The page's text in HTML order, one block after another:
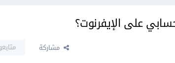
على الإيفرنوت؟
مشاركة